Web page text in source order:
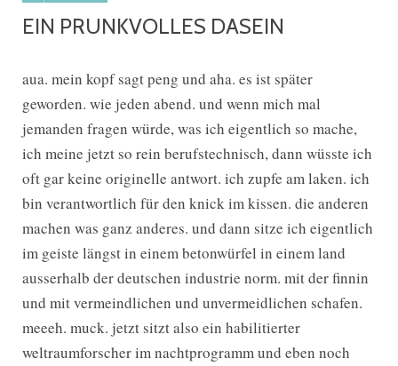
EIN PRUNKVOLLES DASEIN
aua. mein kopf sagt peng und aha. es ist später
geworden. wie jeden abend. und wenn mich mal
jemanden fragen würde, was ich eigentlich so mache,
ich meine jetzt so rein berufstechnisch, dann wüsste ich
oft gar keine originelle antwort. ich zupfe am laken. ich
bin verantwortlich für den knick im kissen. die anderen
machen was ganz anderes. und dann sitze ich eigentlich
im geiste längst in einem betonwürfel in einem land
ausserhalb der deutschen industrie norm. mit der finnin
und mit vermeindlichen und unvermeidlichen schafen.
meeeh. muck. jetzt sitzt also ein habilitierter
weltraumforscher im nachtprogramm und eben noch